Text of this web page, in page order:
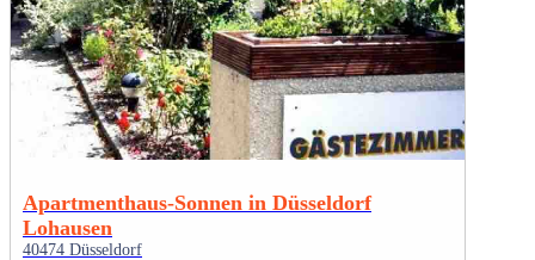
Apartmenthaus-Sonnen in Düsseldorf
Lohausen
40474 Düsseldorf